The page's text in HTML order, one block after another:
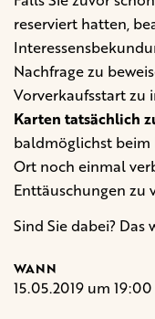
reserviert hatten,
Nachfrage zu
Vorverkaufsstart zu
Karten tatsächlich
baldmöglichst beim
Ort noch einmal
Enttäuschungen zu
Sind Sie dabei? Das
WANN
15.05.2019 um